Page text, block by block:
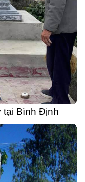
tại Bình Định